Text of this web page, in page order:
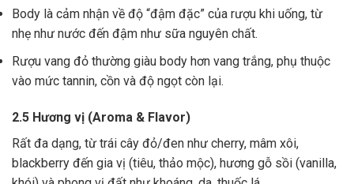
Body là cảm nhận về độ “đậm đặc” của rượu khi uống, từ
nhẹ như nước đến đậm như sữa nguyên chất.
Rượu vang đỏ thường giàu body hơn vang trắng, phụ thuộc
vào mức tannin, cồn và độ ngọt còn lại.
2.5 Hương vị (Aroma & Flavor)
Rất đa dạng, từ trái cây đỏ/đen như cherry, mâm xôi,
blackberry đến gia vị (tiêu, thảo mộc), hương gỗ sồi (vanilla,